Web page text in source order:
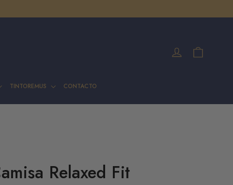
Ingresar
TINTOREMUS CONTACTO
Relaxed Fit